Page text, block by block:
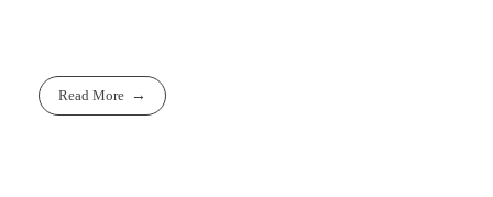
Read More